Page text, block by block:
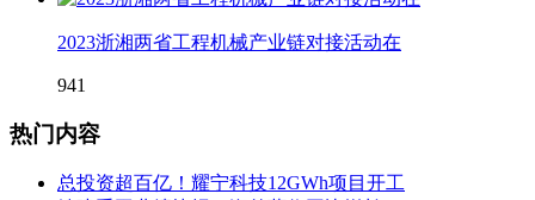
2023浙湘两省工程机械产业链对接活动在
941
热门内容
总投资超百亿！耀宁科技12GWh项目开工